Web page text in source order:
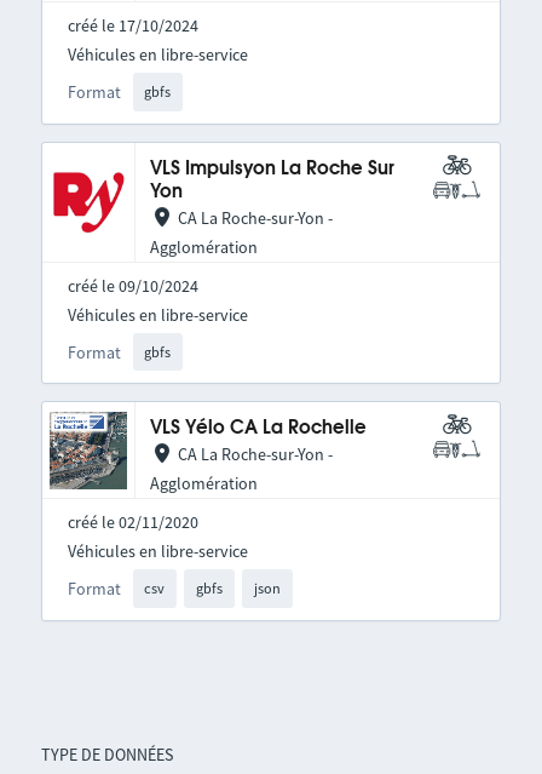
TYPE DE DONNÉES
créé le 17/10/2024
Format gbfs
Véhicules en libre-service
VLS Impulsyon La Roche Sur
Yon
CA La Roche-sur-Yon -
Agglomération
créé le 09/10/2024
Format gbfs
Véhicules en libre-service
VLS Yélo CA La Rochelle
CA La Roche-sur-Yon -
Agglomération
créé le 02/11/2020
Format csv gbfs json
Véhicules en libre-service